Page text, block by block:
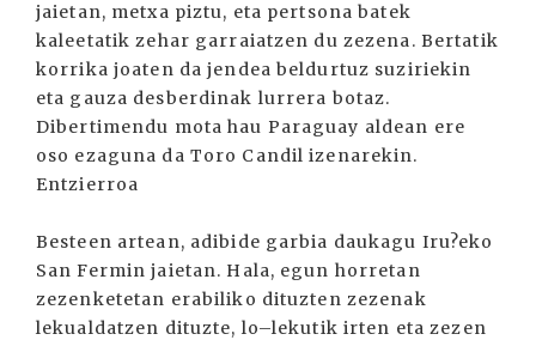
jaietan, metxa piztu, eta pertsona batek
kaleetatik zehar garraiatzen du zezena. Bertatik
korrika joaten da jendea beldurtuz suziriekin
eta gauza desberdinak lurrera botaz.
Dibertimendu mota hau Paraguay aldean ere
oso ezaguna da Toro Candil izenarekin.
Entzierroa
Besteen artean, adibide garbia daukagu Iru?eko
San Fermin jaietan. Hala, egun horretan
zezenketetan erabiliko dituzten zezenak
lekualdatzen dituzte, lo–lekutik irten eta zezen